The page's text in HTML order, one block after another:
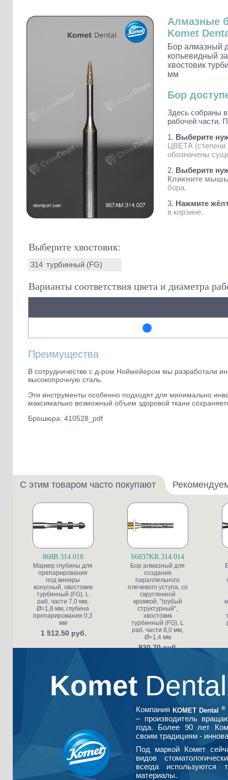
Наконечники и переходники KaVo
Алмазные
Komet
Бор алмазный
копьевидный
хвостовик
мм
Бор
Здесь собраны
рабочей части.
1. Выберите
ЦВЕТА (степени
обозначены
2. Выберите
Кликните
бора.
3. Нажмите
в корзине.
Выберите хвостовик:
314 турбинный (FG)
Варианты соответствия цвета и диаметра
Преимущества
В сотрудничестве с д-ром Ноймейером мы разработали
высокопрочную сталь.
Эти инструменты особенно подходят для минимально
максимально возможный объем здоровой ткани
Брошюра: 410528_pdf
С этим товаром часто покупают
868B.314.018
Маркер глубины для
препарирования
под виниры
конусный, хвостовик
турбинный (FG), L
раб. части 7,0 мм,
Ø=1,8 мм, глубина
препарирования 0,3
мм
1 512.50 руб.
S6837KR.314.014
Бор алмазный для
создания
параллельного
плечевого уступа, со
скругленной
кромкой, "грубый
структурный",
хвостовик
турбинный (FG), L
раб. части 8,0 мм,
Ø=1,4 мм
920.70 руб.
Komet
Компания KOMET Dental ®
– производитель
года. Более 90 лет
своим традициям -
Под маркой Комет
видов
всегда используются
материалы.